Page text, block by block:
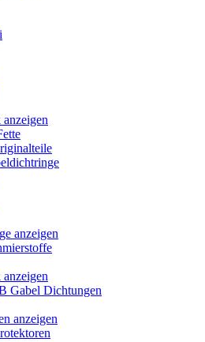
anzeigen
Gabel Dichtungen
anzeigen